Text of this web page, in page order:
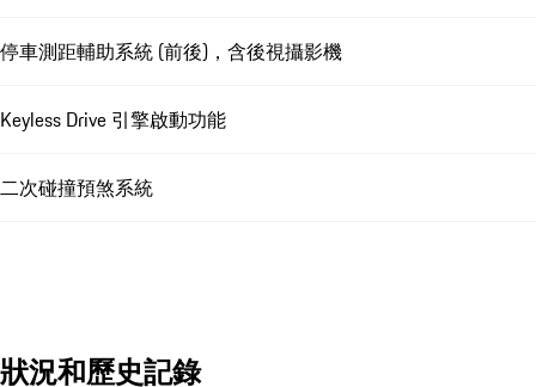
停車測距輔助系統 (前後)，含後視攝影機
Keyless Drive 引擎啟動功能
二次碰撞預煞系統
狀況和歷史記錄